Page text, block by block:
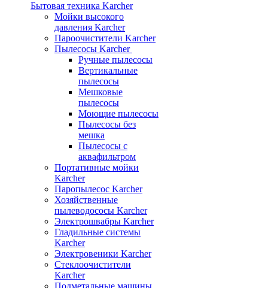
Бытовая техника Karcher
Мойки высокого
давления Karcher
Пароочистители Karcher
Пылесосы Karcher
Ручные пылесосы
Вертикальные
пылесосы
Мешковые
пылесосы
Моющие пылесосы
Пылесосы без
мешка
Пылесосы с
аквафильтром
Портативные мойки
Karcher
Паропылесос Karcher
Хозяйственные
пылеводососы Karcher
Электрошвабры Karcher
Гладильные системы
Karcher
Электровеники Karcher
Стеклоочистители
Karcher
Подметальные машины